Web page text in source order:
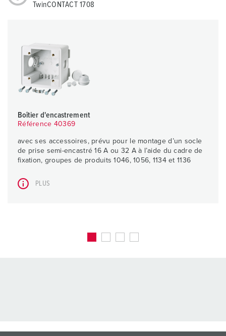
TwinCONTACT 1708
Boîtier d'encastrement
Référence 40369
avec ses accessoires, prévu pour le montage d’un socle
de prise semi-encastré 16 A ou 32 A à l’aide du cadre de
fixation, groupes de produits 1046, 1056, 1134 et 1136
PLUS